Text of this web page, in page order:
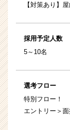
【対策あり】
採用予定人数
5～10名
選考フロー
特別フロー！
エントリー＞